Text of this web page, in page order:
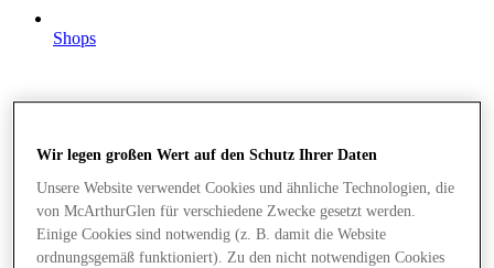
Shops
Wir legen großen Wert auf den Schutz Ihrer Daten
Unsere Website verwendet Cookies und ähnliche Technologien, die
von McArthurGlen für verschiedene Zwecke gesetzt werden.
Einige Cookies sind notwendig (z. B. damit die Website
ordnungsgemäß funktioniert). Zu den nicht notwendigen Cookies